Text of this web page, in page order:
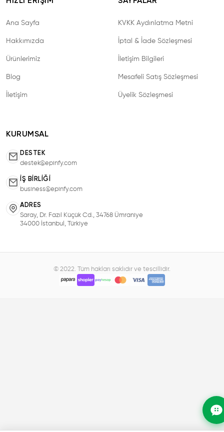
Ana Sayfa
Hakkımızda
Ürünlerimiz
Blog
İletişim
KVKK Aydınlatma Metni
İptal & İade Sözleşmesi
İletişim Bilgileri
Mesafeli Satış Sözleşmesi
Üyelik Sözleşmesi
KURUMSAL
DESTEK
destek@epinfy.com
İŞ BIRLIĞI
business@epinfy.com
ADRES
Saray, Dr. Fazıl Küçük Cd., 34768 Ümraniye
34000 İstanbul, Türkiye
© 2022. Tüm hakları saklıdır ve tescillidir.